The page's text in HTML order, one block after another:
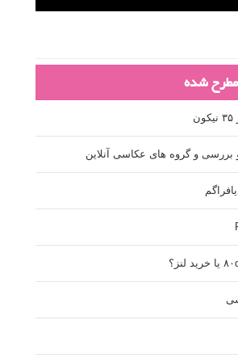
مطرح شده
بررسی و گروه های عکاسی آنلاین